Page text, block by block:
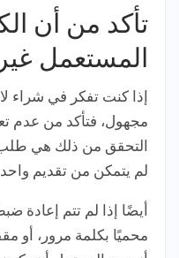
تأكد من أن
المستعمل
إذا كنت تفكر في شراء
مجهول، فتأكد من عدم
التحقق من ذلك هي طلب
لم يتمكن من تقديم
أيضًا إذا لم تتم إعادة
محميًا بكلمة مرور، أو